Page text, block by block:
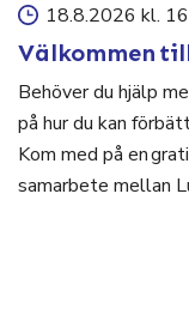
18.8.2026 kl.
Välkommen
Behöver du hjälp
på hur du kan
Kom med på en
samarbete mellan